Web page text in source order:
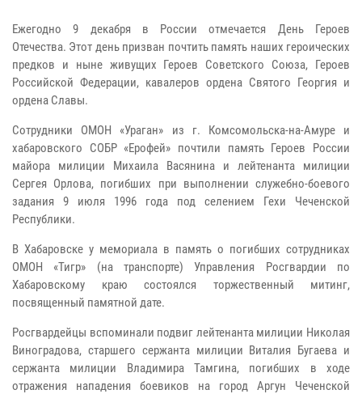
Ежегодно 9 декабря в России отмечается День Героев
Отечества. Этот день призван почтить память наших героических
предков и ныне живущих Героев Советского Союза, Героев
Российской Федерации, кавалеров ордена Святого Георгия и
ордена Славы.
Сотрудники ОМОН «Ураган» из г. Комсомольска-на-Амуре и
хабаровского СОБР «Ерофей» почтили память Героев России
майора милиции Михаила Васянина и лейтенанта милиции
Сергея Орлова, погибших при выполнении служебно-боевого
задания 9 июля 1996 года под селением Гехи Чеченской
Республики.
В Хабаровске у мемориала в память о погибших сотрудниках
ОМОН «Тигр» (на транспорте) Управления Росгвардии по
Хабаровскому краю состоялся торжественный митинг,
посвященный памятной дате.
Росгвардейцы вспоминали подвиг лейтенанта милиции Николая
Виноградова, старшего сержанта милиции Виталия Бугаева и
сержанта милиции Владимира Тамгина, погибших в ходе
отражения нападения боевиков на город Аргун Чеченской